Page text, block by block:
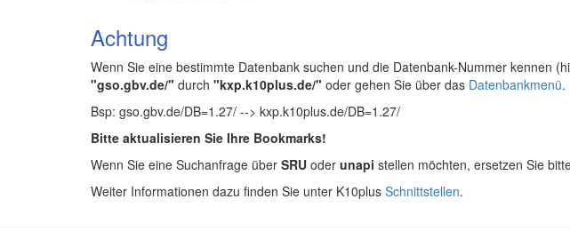
Achtung
Wenn Sie eine bestimmte Datenbank suchen und die Datenbank-Nummer kennen
"gso.gbv.de/" durch "kxp.k10plus.de/" oder gehen Sie über das Datenbankmenü.
Bsp: gso.gbv.de/DB=1.27/ --> kxp.k10plus.de/DB=1.27/
Bitte aktualisieren Sie Ihre Bookmarks!
Wenn Sie eine Suchanfrage über SRU oder unapi stellen möchten, ersetzen Sie
Weiter Informationen dazu finden Sie unter K10plus Schnittstellen.